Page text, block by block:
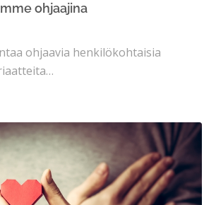
ohjaajina
ohjaavia henkilökohtaisia